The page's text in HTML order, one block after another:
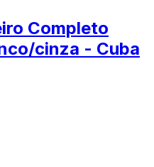
Completo
cinza - Cuba